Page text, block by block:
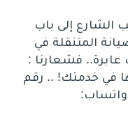
الشارع إلى باب
المتنقلة في
فشعارنا :
في خدمتك! .. رقم
واتساب: